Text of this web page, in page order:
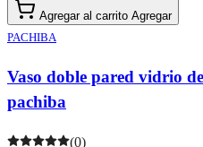
Agregar al carrito Agregar
PACHIBA
Vaso doble pared vidrio
pachiba
(0)